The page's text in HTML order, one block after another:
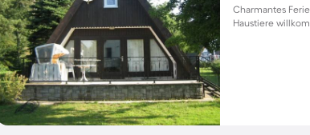
Charmantes
Haustiere